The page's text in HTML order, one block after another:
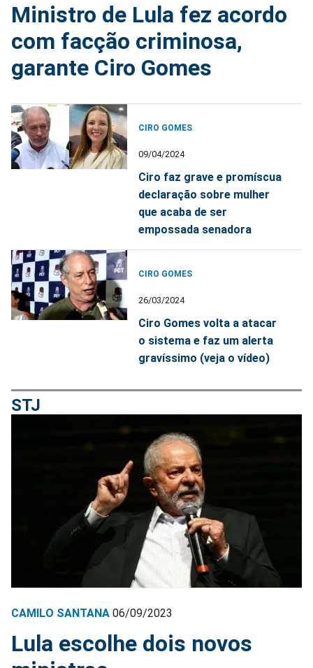
Ministro de Lula fez acordo
com facção criminosa,
garante Ciro Gomes
CIRO GOMES
09/04/2024
Ciro faz grave e promíscua
declaração sobre mulher
que acaba de ser
empossada senadora
CIRO GOMES
26/03/2024
Ciro Gomes volta a atacar
o sistema e faz um alerta
gravíssimo (veja o vídeo)
STJ
CAMILO SANTANA 06/09/2023
Lula escolhe dois novos